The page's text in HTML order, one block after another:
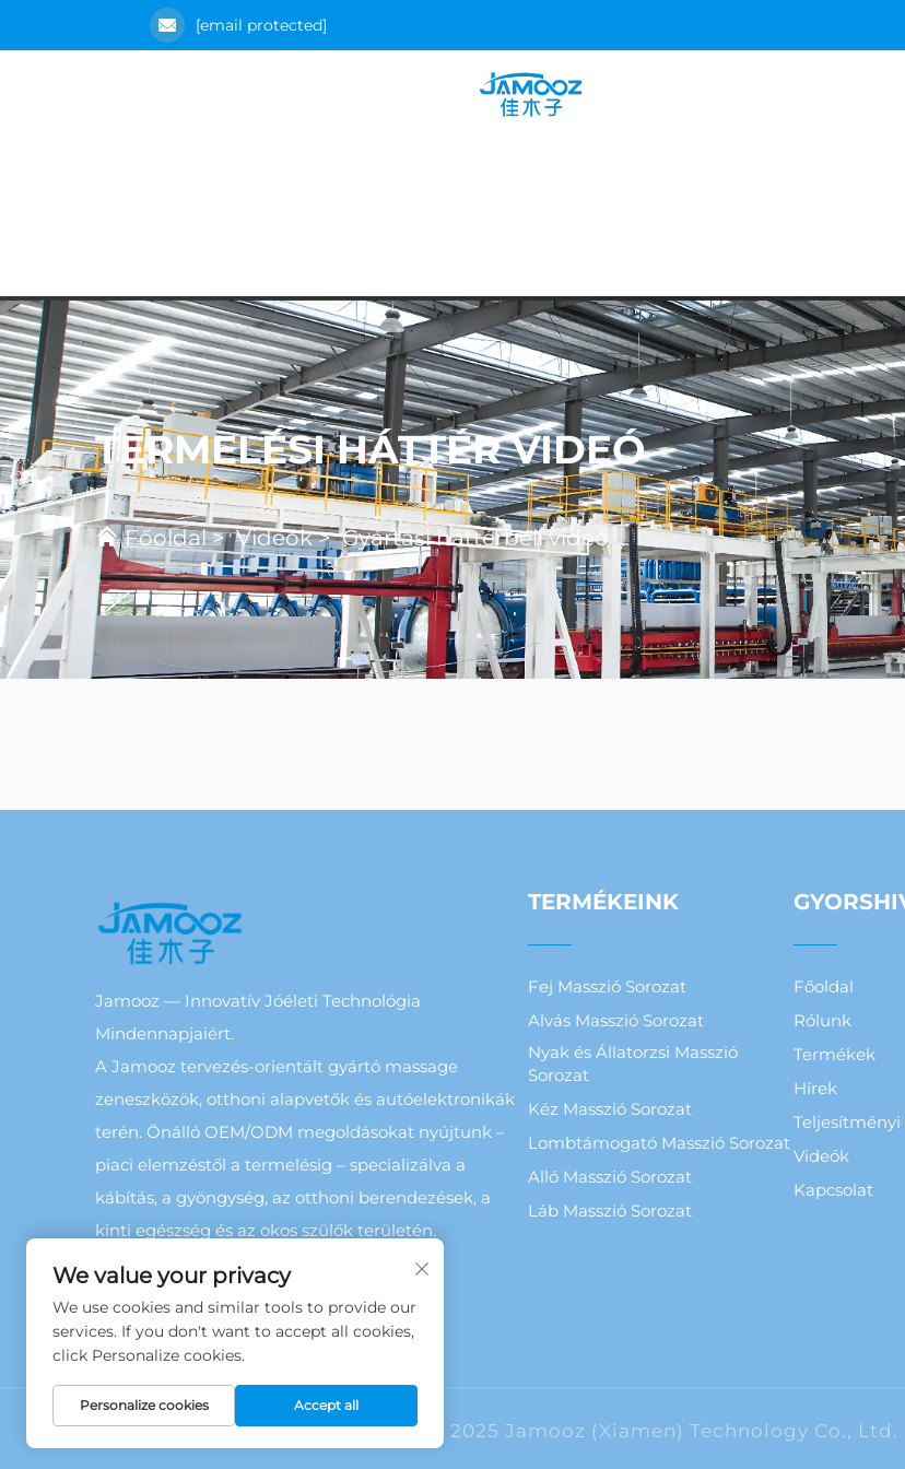
[email protected]
TERMELÉSI HÁTTÉR VIDEÓ
Főoldal>Videók>Gyártási háttérbeli videó
Jamooz — Innovatív Jóéleti Technológia
Mindennapjaiért.
A Jamooz tervezés-orientált gyártó massage
zeneszközök, otthoni alapvetők és autóelektronikák
terén. Önálló OEM/ODM megoldásokat nyújtunk –
piaci elemzéstől a termelésig – specializálva a
kábítás, a gyöngység, az otthoni berendezések, a
kinti egészség és az okos szülők területén.
TERMÉKEINK
Fej Masszió Sorozat
Alvás Masszió Sorozat
Nyak és Állatorzsi Masszió
Sorozat
Kéz Masszió Sorozat
Lombtámogató Masszió Sorozat
Alló Masszió Sorozat
Láb Masszió Sorozat
Főoldal
Rólunk
Termékek
Hírek
Teljesítményi
Videók
Kapcsolat
Copyright © 2025 Jamooz (Xiamen) Technology Co., Ltd.
We value your privacy
We use cookies and similar tools to provide our
services. If you don't want to accept all cookies,
click Personalize cookies.
Personalize cookies Accept all